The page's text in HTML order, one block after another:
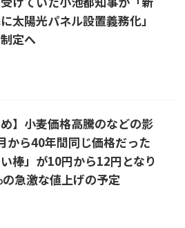
太陽光パネル設置義務化」
定へ
め】小麦価格高騰のなどの影
から40年間同じ価格だった
い棒」が10円から12円となり
急激な値上げの予定